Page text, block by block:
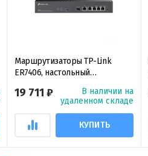
Маршрутизаторы TP-Link
ER7406, настольный
19 711 ₽
В наличии на
удаленном складе
КУПИТЬ